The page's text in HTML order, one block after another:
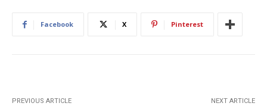
Facebook X Pinterest
PREVIOUS ARTICLE NEXT ARTICLE